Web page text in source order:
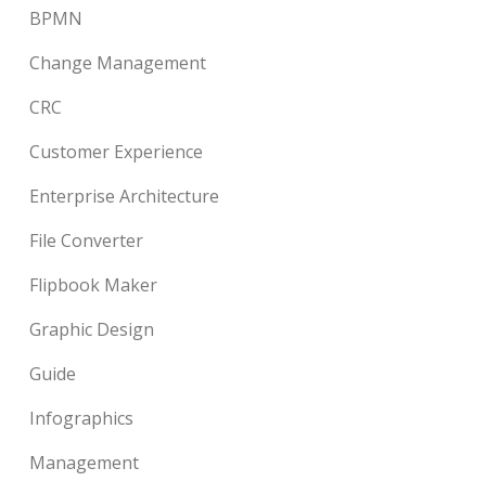
BPMN
Change Management
CRC
Customer Experience
Enterprise Architecture
File Converter
Flipbook Maker
Graphic Design
Guide
Infographics
Management